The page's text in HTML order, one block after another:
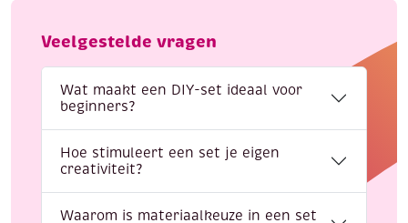
Veelgestelde vragen
Wat maakt een DIY-set ideaal voor
beginners?
Hoe stimuleert een set je eigen
creativiteit?
Waarom is materiaalkeuze in een set